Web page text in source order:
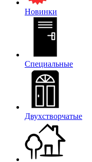
Новинки
Специальные
Двухстворчатые